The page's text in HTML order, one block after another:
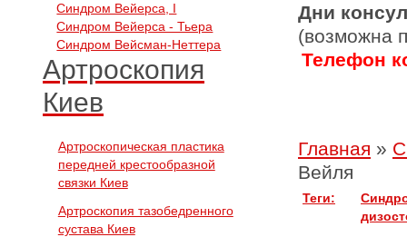
Синдром Вейерса, I
Синдром Вейерса - Тьера
Синдром Вейсман-Неттера
Артроскопия
Киев
Артроскопическая пластика
передней крестообразной
связки Киев
Артроскопия тазобедренного
сустава Киев
Дни
(возможна
Телефон
Главная »
Вейля
Теги: